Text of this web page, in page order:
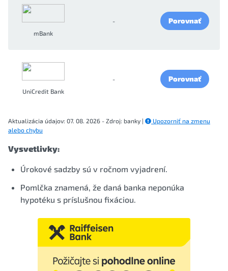
mBank
- Porovnať
UniCredit Bank
- Porovnať
Aktualizácia údajov: 07. 08. 2026 - Zdroj: banky |
Upozorniť na zmenu
alebo chybu
Vysvetlivky:
Úrokové sadzby sú v ročnom vyjadrení.
Pomlčka znamená, že daná banka neponúka
hypotéku s príslušnou fixáciou.